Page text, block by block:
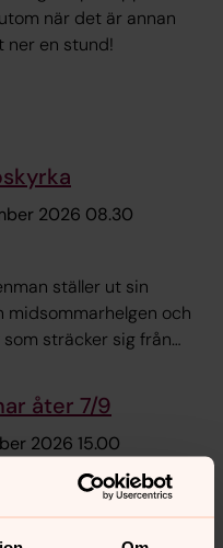
när det är annan
ner en stund!
2026 08.30
ställer ut sin
midsommarhelgen och
sträcker sig från
åter 7/9
2026 15.00